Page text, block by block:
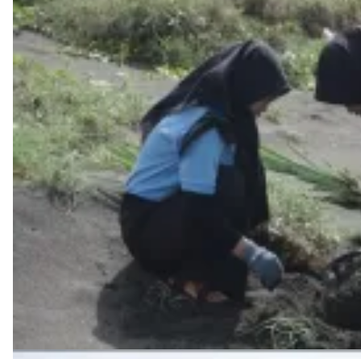
Pantai
Pasir
Mendit,
Kulon
Progo